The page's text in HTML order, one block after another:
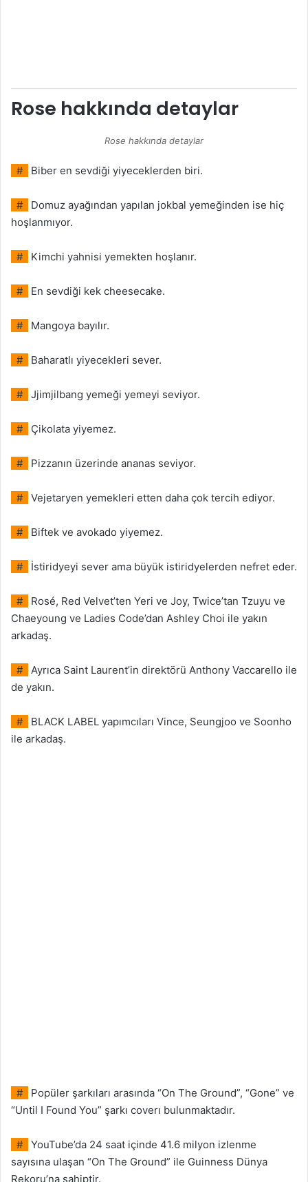
Rose hakkında detaylar
Rose hakkında detaylar
# Biber en sevdiği yiyeceklerden biri.
#
Domuz ayağından yapılan jokbal yemeğinden ise hiç
hoşlanmıyor.
# Kimchi yahnisi yemekten hoşlanır.
# En sevdiği kek cheesecake.
# Mangoya bayılır.
# Baharatlı yiyecekleri sever.
# Jjimjilbang yemeği yemeyi seviyor.
# Çikolata yiyemez.
# Pizzanın üzerinde ananas seviyor.
# Vejetaryen yemekleri etten daha çok tercih ediyor.
# Biftek ve avokado yiyemez.
# İstiridyeyi sever ama büyük istiridyelerden nefret eder.
#
Rosé, Red Velvet’ten Yeri ve Joy, Twice’tan Tzuyu ve
Chaeyoung ve Ladies Code’dan Ashley Choi ile yakın
arkadaş.
#
Ayrıca Saint Laurent’in direktörü Anthony Vaccarello ile
de yakın.
#
BLACK LABEL yapımcıları Vince, Seungjoo ve Soonho
ile arkadaş.
#
Popüler şarkıları arasında “On The Ground”, “Gone” ve
“Until I Found You” şarkı coverı bulunmaktadır.
#
YouTube’da 24 saat içinde 41.6 milyon izlenme
sayısına ulaşan “On The Ground” ile Guinness Dünya
Rekoru’na sahiptir.